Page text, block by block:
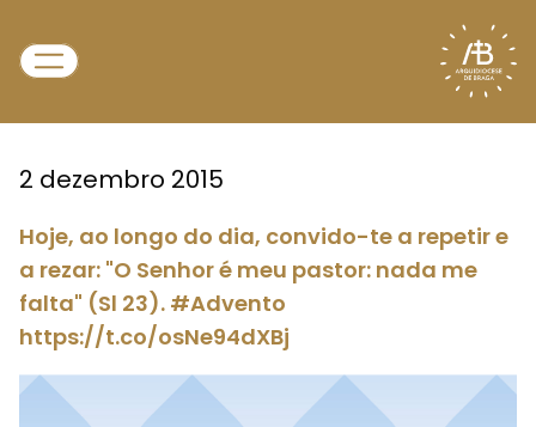
2 dezembro 2015
Hoje, ao longo do dia, convido-te a repetir e
a rezar: "O Senhor é meu pastor: nada me
falta" (Sl 23). #Advento
https://t.co/osNe94dXBj